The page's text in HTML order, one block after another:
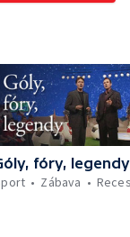
fóry, legendy
Zábava